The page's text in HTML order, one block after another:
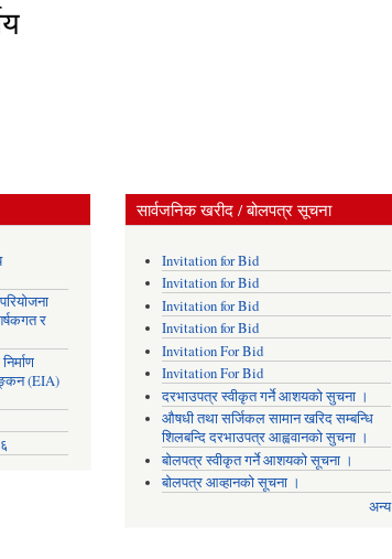
र
(EIA)
सार्वजनिक खरीद / बोलपत्र सूचना
Invitation for Bid
Invitation for Bid
Invitation for Bid
Invitation for Bid
Invitation For Bid
Invitation For Bid
दरभाउपत्र स्वीकृत गर्ने आशयको सुचना ।
औषधी तथा सर्जिकल सामान खरिद सम्बन्धि
शिलबन्दि दरभाउपत्र आह्ववानको सुचना ।
बोलपत्र स्वीकृत गर्ने आशयको सूचना ।
बोलपत्र आव्हानको सूचना ।
अन्य